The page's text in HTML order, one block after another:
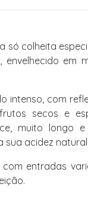
só colheita
envelhecido em
intenso, com
secos e
muito longo
sua acidez natural.
com entradas